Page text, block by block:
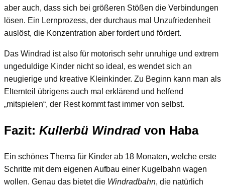
aber auch, dass sich bei größeren Stößen die Verbindungen
lösen. Ein Lernprozess, der durchaus mal Unzufriedenheit
auslöst, die Konzentration aber fordert und fördert.
Das Windrad ist also für motorisch sehr unruhige und extrem
ungeduldige Kinder nicht so ideal, es wendet sich an
neugierige und kreative Kleinkinder. Zu Beginn kann man als
Elternteil übrigens auch mal erklärend und helfend
„mitspielen“, der Rest kommt fast immer von selbst.
Fazit: Kullerbü Windrad von Haba
Ein schönes Thema für Kinder ab 18 Monaten, welche erste
Schritte mit dem eigenen Aufbau einer Kugelbahn wagen
wollen. Genau das bietet die Windradbahn, die natürlich